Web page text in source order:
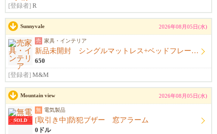
[登録者] R
Sunnyvale 2026年08月05日(水)
売 家具・インテリア
新品未開封 シングルマットレス+ベッドフレーム+シーツ
650
[登録者] M&M
Mountain view 2026年08月05日(水)
SOLD
無 電気製品
[取引き中]防犯ブザー 窓アラーム
0ドル